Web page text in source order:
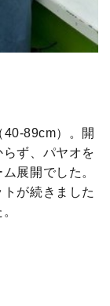
40-89cm）。開
ず、パヤオを
展開でした。
が続きました